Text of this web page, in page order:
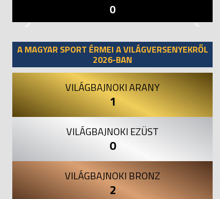
0
A MAGYAR SPORT ÉRMEI A VILÁGVERSENYEKRŐL
2026-BAN
VILÁGBAJNOKI ARANY
1
VILÁGBAJNOKI EZÜST
0
VILÁGBAJNOKI BRONZ
2